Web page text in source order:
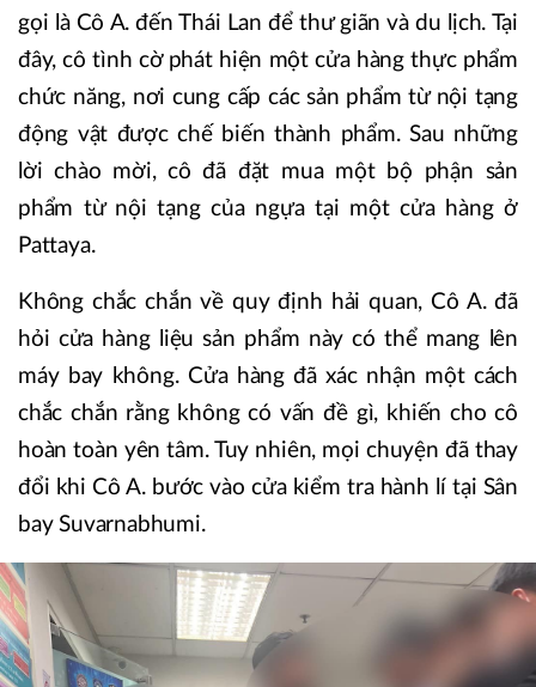
gọi là Cô A. đến Thái Lan để thư giãn và du lịch. Tại
đây, cô tình cờ phát hiện một cửa hàng thực phẩm
chức năng, nơi cung cấp các sản phẩm từ nội tạng
động vật được chế biến thành phẩm. Sau những
lời chào mời, cô đã đặt mua một bộ phận sản
phẩm từ nội tạng của ngựa tại một cửa hàng ở
Pattaya.
Không chắc chắn về quy định hải quan, Cô A. đã
hỏi cửa hàng liệu sản phẩm này có thể mang lên
máy bay không. Cửa hàng đã xác nhận một cách
chắc chắn rằng không có vấn đề gì, khiến cho cô
hoàn toàn yên tâm. Tuy nhiên, mọi chuyện đã thay
đổi khi Cô A. bước vào cửa kiểm tra hành lí tại Sân
bay Suvarnabhumi.